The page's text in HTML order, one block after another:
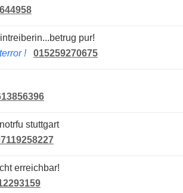
pur!
!
015259270675
stuttgart
erreichbar!